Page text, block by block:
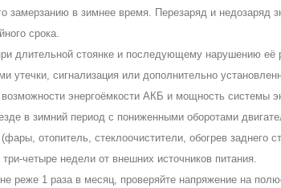
замерзанию в зимнее время. Перезаряд и недозаряд
срока.
длительной стоянке и последующему нарушению её
утечки, сигнализация или дополнительно
энергоёмкости АКБ и мощность системы
в зимний период с пониженными оборотами
отопитель, стеклоочистители, обогрев заднего
четыре недели от внешних источников питания.
реже 1 раза в месяц, проверяйте напряжение на